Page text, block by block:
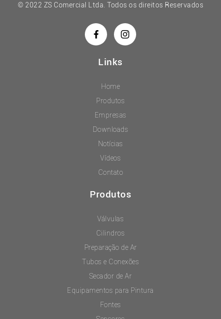
© 2022 ZS Comercial Ltda. Todos os direitos Reservados
Links
Home
Produtos
Empresas
Downloads
Notícias
Vídeos
Contato
Produtos
Válvulas
Cilindros
Preparação de Ar
Tubos e Conexões
Secador de Ar
Equipamentos para Pintura
Fontes